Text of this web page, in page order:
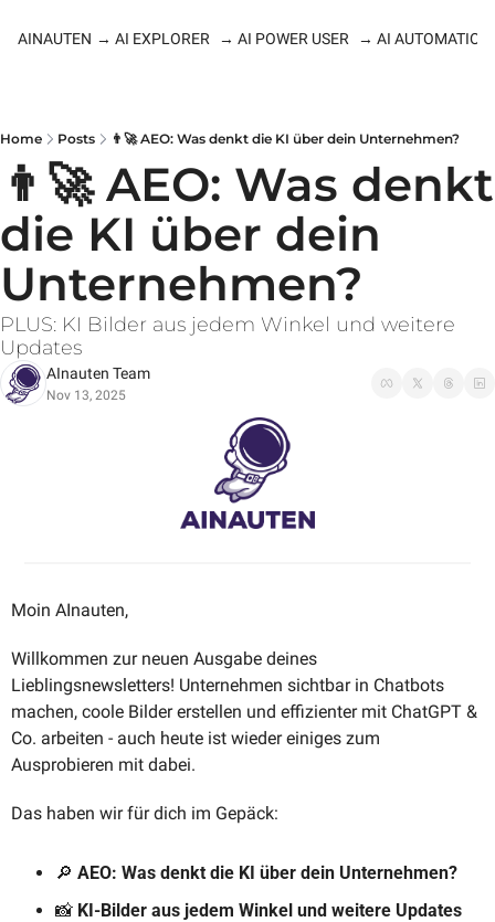
AINAUTEN → AI EXPLORER → AI POWER USER → AI AUTOMATION
Home Posts 👨‍🚀 AEO: Was denkt die KI über dein Unternehmen?
👨‍🚀 AEO: Was denkt
die KI über dein
Unternehmen?
PLUS: KI Bilder aus jedem Winkel und weitere
Updates
AInauten Team
Nov 13, 2025
Moin AInauten,
Willkommen zur neuen Ausgabe deines
Lieblingsnewsletters! Unternehmen sichtbar in Chatbots
machen, coole Bilder erstellen und effizienter mit ChatGPT &
Co. arbeiten - auch heute ist wieder einiges zum
Ausprobieren mit dabei.
Das haben wir für dich im Gepäck:
🔎 AEO: Was denkt die KI über dein Unternehmen?
📸 KI-Bilder aus jedem Winkel und weitere Updates